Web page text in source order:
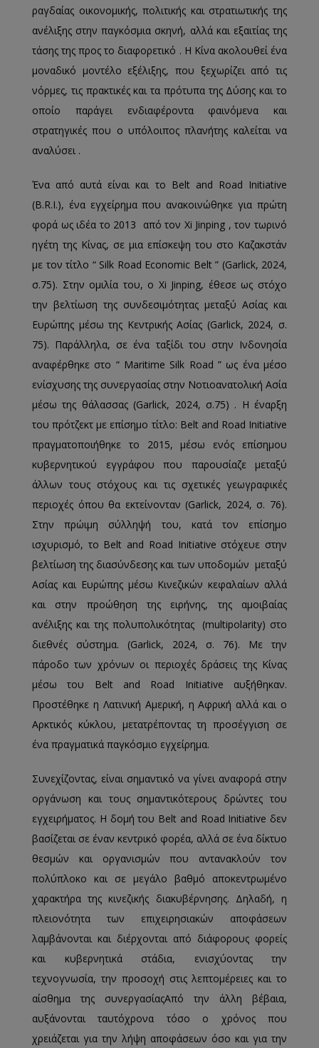
ραγδαίας οικονομικής, πολιτικής και στρατιωτικής της
ανέλιξης στην παγκόσμια σκηνή, αλλά και εξαιτίας της
τάσης της προς το διαφορετικό . Η Κίνα ακολουθεί ένα
μοναδικό μοντέλο εξέλιξης, που ξεχωρίζει από τις
νόρμες, τις πρακτικές και τα πρότυπα της Δύσης και το
οποίο παράγει ενδιαφέροντα φαινόμενα και
στρατηγικές που ο υπόλοιπος πλανήτης καλείται να
αναλύσει .
Ένα από αυτά είναι και το Belt and Road Initiative
(B.R.I.), ένα εγχείρημα που ανακοινώθηκε για πρώτη
φορά ως ιδέα το 2013 από τον Xi Jinping , τον τωρινό
ηγέτη της Κίνας, σε μια επίσκεψη του στο Καζακστάν
με τον τίτλο “ Silk Road Economic Belt ” (Garlick, 2024,
σ.75). Στην ομιλία του, ο Xi Jinping, έθεσε ως στόχο
την βελτίωση της συνδεσιμότητας μεταξύ Ασίας και
Ευρώπης μέσω της Κεντρικής Ασίας (Garlick, 2024, σ.
75). Παράλληλα, σε ένα ταξίδι του στην Ινδονησία
αναφέρθηκε στο “ Maritime Silk Road ” ως ένα μέσο
ενίσχυσης της συνεργασίας στην Νοτιοανατολική Ασία
μέσω της θάλασσας (Garlick, 2024, σ.75) . Η έναρξη
του πρότζεκτ με επίσημο τίτλο: Belt and Road Initiative
πραγματοποιήθηκε το 2015, μέσω ενός επίσημου
κυβερνητικού εγγράφου που παρουσίαζε μεταξύ
άλλων τους στόχους και τις σχετικές γεωγραφικές
περιοχές όπου θα εκτείνονταν (Garlick, 2024, σ. 76).
Στην πρώιμη σύλληψή του, κατά τον επίσημο
ισχυρισμό, το Belt and Road Initiative στόχευε στην
βελτίωση της διασύνδεσης και των υποδομών μεταξύ
Ασίας και Ευρώπης μέσω Κινεζικών κεφαλαίων αλλά
και στην προώθηση της ειρήνης, της αμοιβαίας
ανέλιξης και της πολυπολικότητας (multipolarity) στο
διεθνές σύστημα. (Garlick, 2024, σ. 76). Με την
πάροδο των χρόνων οι περιοχές δράσεις της Κίνας
μέσω του Belt and Road Initiative αυξήθηκαν.
Προστέθηκε η Λατινική Αμερική, η Αφρική αλλά και ο
Αρκτικός κύκλου, μετατρέποντας τη προσέγγιση σε
ένα πραγματικά παγκόσμιο εγχείρημα.
Συνεχίζοντας, είναι σημαντικό να γίνει αναφορά στην
οργάνωση και τους σημαντικότερους δρώντες του
εγχειρήματος. Η δομή του Belt and Road Initiative δεν
βασίζεται σε έναν κεντρικό φορέα, αλλά σε ένα δίκτυο
θεσμών και οργανισμών που αντανακλούν τον
πολύπλοκο και σε μεγάλο βαθμό αποκεντρωμένο
χαρακτήρα της κινεζικής διακυβέρνησης. Δηλαδή, η
πλειονότητα των επιχειρησιακών αποφάσεων
λαμβάνονται και διέρχονται από διάφορους φορείς
και κυβερνητικά στάδια, ενισχύοντας την
τεχνογνωσία, την προσοχή στις λεπτομέρειες και το
αίσθημα της συνεργασίαςΑπό την άλλη βέβαια,
αυξάνονται ταυτόχρονα τόσο ο χρόνος που
χρειάζεται για την λήψη αποφάσεων όσο και για την